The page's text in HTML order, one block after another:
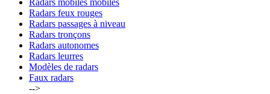
Radars mobiles mobiles
Radars feux rouges
Radars passages à niveau
Radars tronçons
Radars autonomes
Radars leurres
Modèles de radars
Faux radars
-->